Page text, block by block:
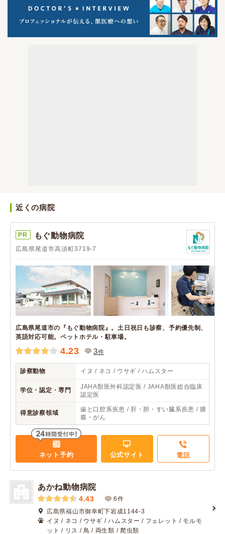
近くの病院
PR もぐ動物病院
広島県尾道市高須町3719-7
広島県尾道市の『もぐ動物病院』。土日祝日も診察、予約優先制、
英語対応可能。ペットホテル・駐車場。
4.23 3件
診察動物 イヌ / ネコ / ウサギ / ハムスター
学位・認定・専門
JAHA獣医外科認定医 / JAHA獣医総合臨床
認定医
得意診察領域
歯と口腔系疾患 / 肝・胆・すい臓系疾患 / 腫
瘍・がん
ネット予約 公式サイト 電話
あかね動物病院
4.43
6件
広島県福山市御幸町下岩成1144-3
イヌ / ネコ / ウサギ / ハムスター / フェレット / モルモ
ット / リス / 鳥 / 両生類 / 爬虫類